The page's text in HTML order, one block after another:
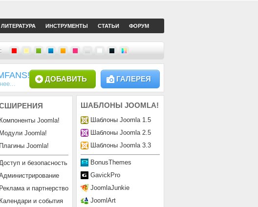
ЛИТЕРАТУРА ИНСТРУМЕНТЫ СТАТЬИ ФОРУМ
ГАЛЕРЕЯ
ДОБАВИТЬ
ШАБЛОНЫ JOOMLA!
Шаблоны Joomla 1.5
Шаблоны Joomla 2.5
Шаблоны Joomla 3.3
BonusThemes
GavickPro
JoomlaJunkie
JoomlArt
Компоненты Joomla!
Модули Joomla!
Плагины Joomla!
Доступ и безопасность
Реклама и партнерство
Календари и события